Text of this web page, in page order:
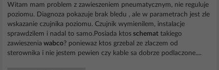
Witam mam problem z zawieszeniem pneumatycznym, nie reguluje
poziomu. Diagnoza pokazuje brak bledu , ale w parametrach jest zle
wskazanie czujnika poziomu. Czujnik wymienilem, instalacje
sprawdzilem i nadal to samo.Posiada ktos schemat takiego
zawieszenia wabco? poniewaz ktos grzebal ze zlaczem od
sterownika i nie jestem pewien czy kable sa dobrze podlaczone....